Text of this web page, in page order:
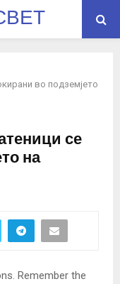
во подземјето
се
на